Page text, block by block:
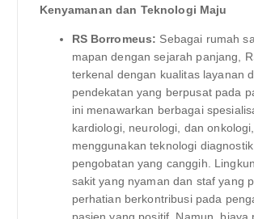
Kenyamanan dan Teknologi Maju
RS Borromeus: Sebagai rumah
mapan dengan sejarah panjang,
terkenal dengan kualitas layanan
pendekatan yang berpusat pada
ini menawarkan berbagai
kardiologi, neurologi, dan
menggunakan teknologi
pengobatan yang canggih.
sakit yang nyaman dan staf yang
perhatian berkontribusi pada